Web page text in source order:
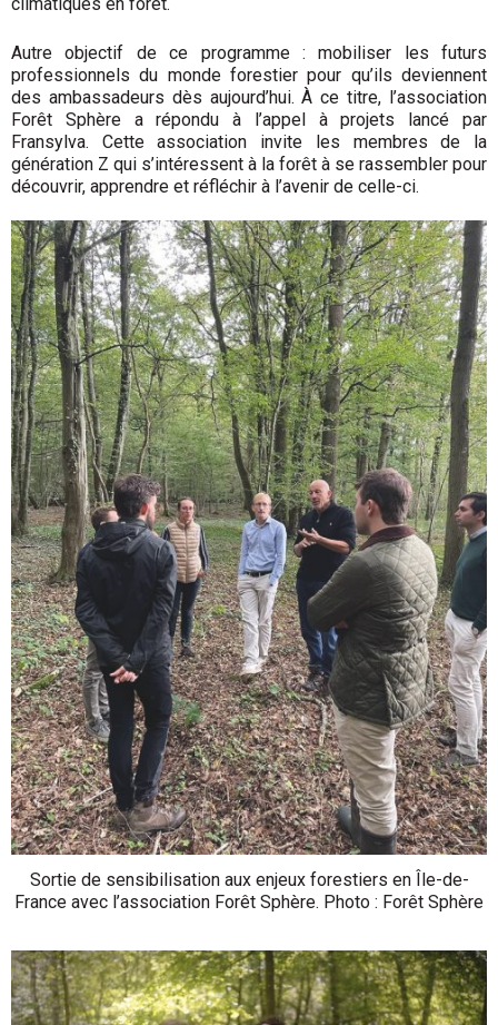
Autre objectif de ce programme : mobiliser les futurs
professionnels du monde forestier pour qu’ils deviennent
des ambassadeurs dès aujourd’hui. À ce titre, l’association
Forêt Sphère a répondu à l’appel à projets lancé par
Fransylva. Cette association invite les membres de la
génération Z qui s’intéressent à la forêt à se rassembler pour
découvrir, apprendre et réfléchir à l’avenir de celle-ci.
Sortie de sensibilisation aux enjeux forestiers en Île-de-
France avec l’association Forêt Sphère. Photo : Forêt Sphère